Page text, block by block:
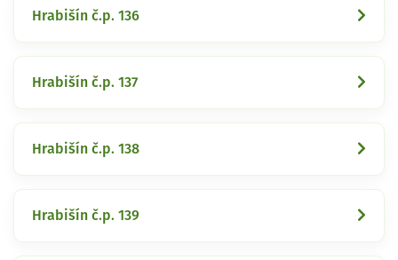
Hrabišín č.p. 136
Hrabišín č.p. 137
Hrabišín č.p. 138
Hrabišín č.p. 139